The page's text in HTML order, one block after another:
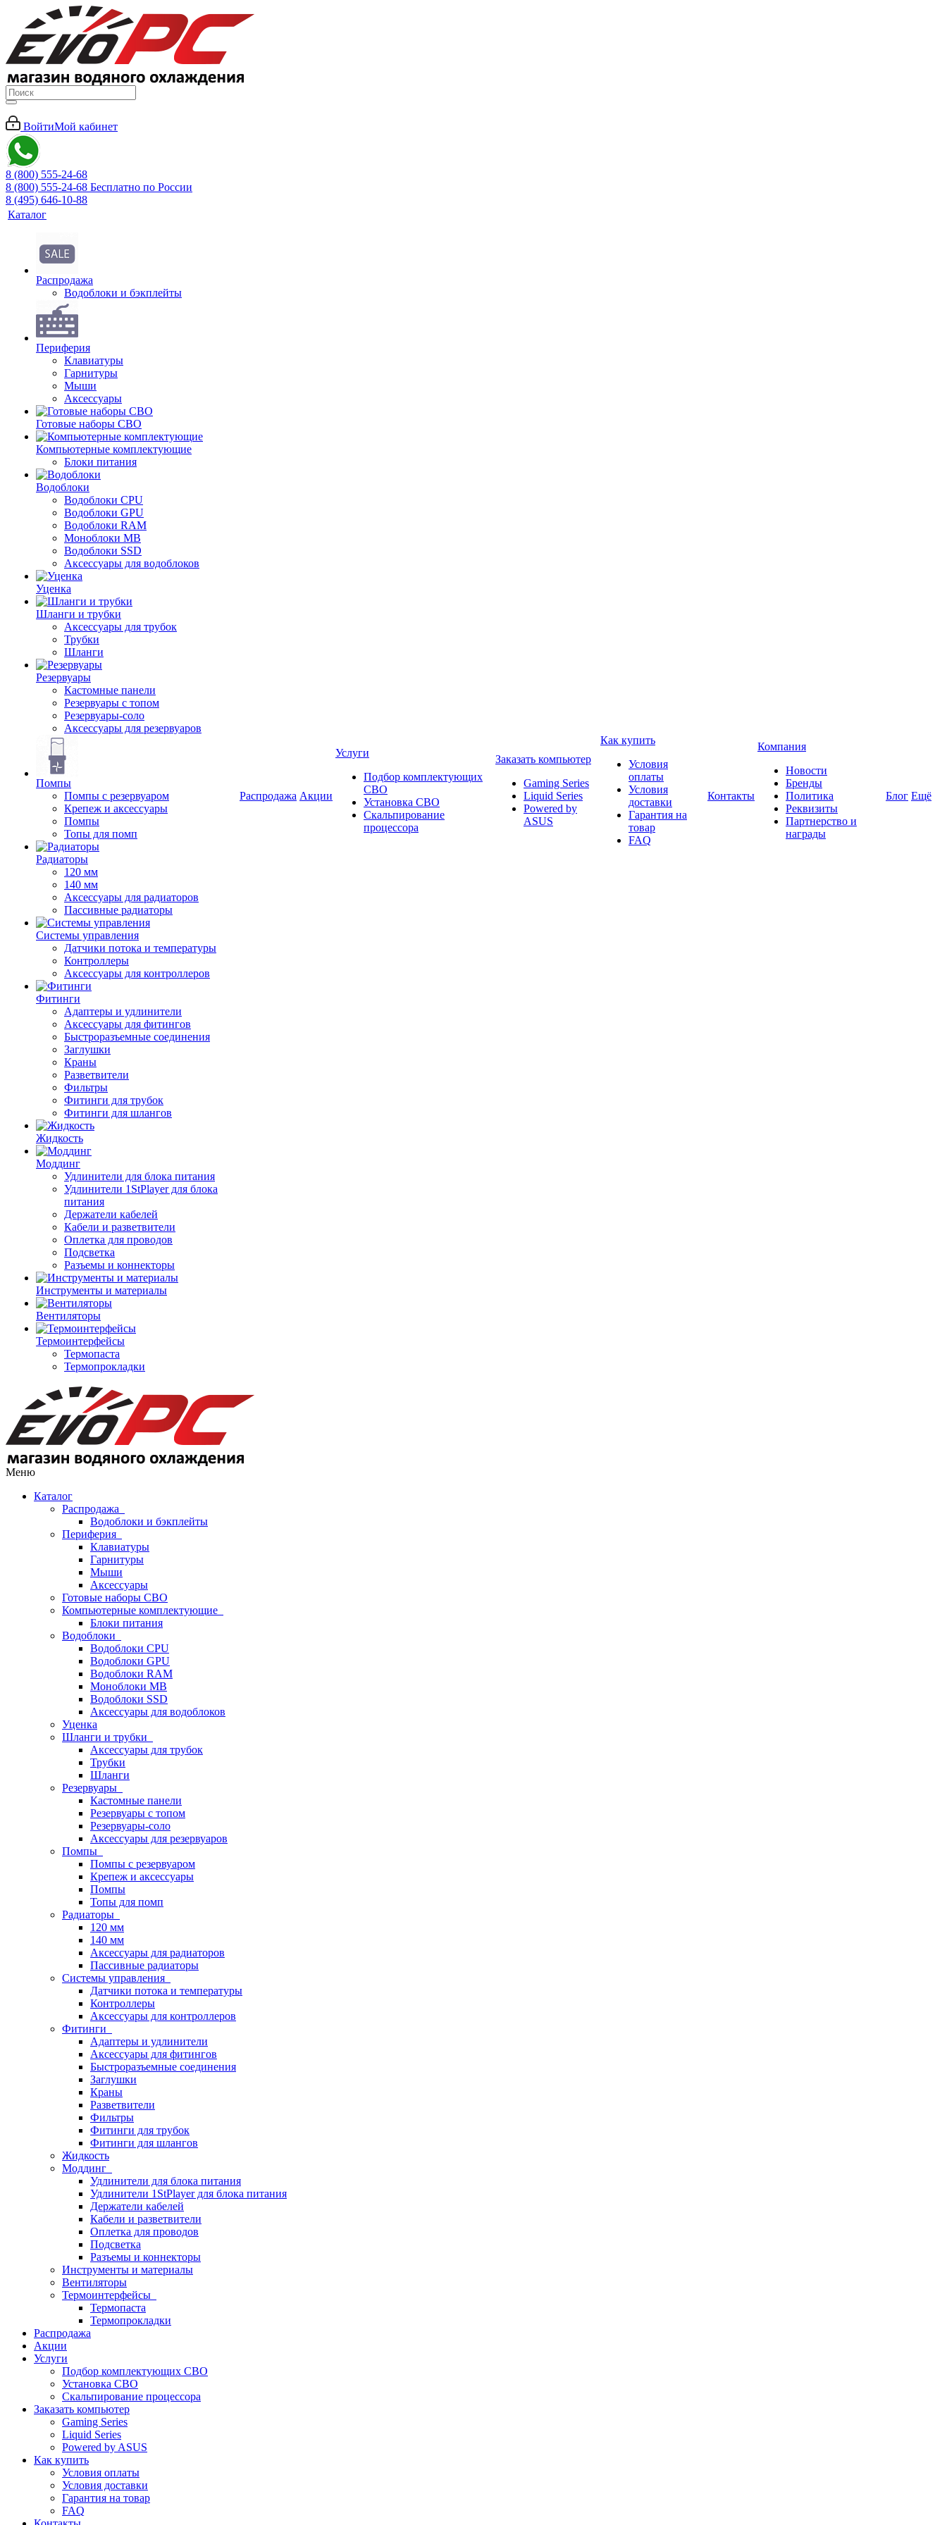
ВойтиМой кабинет
8 (800) 555-24-68
8 (800) 555-24-68 Бесплатно по России
8 (495) 646-10-88
Каталог
Распродажа
Водоблоки и бэкплейты
Периферия
Клавиатуры
Гарнитуры
Мыши
Аксессуары
Готовые наборы СВО
Компьютерные комплектующие
Блоки питания
Водоблоки
Водоблоки CPU
Водоблоки GPU
Водоблоки RAM
Моноблоки MB
Водоблоки SSD
Аксессуары для водоблоков
Уценка
Шланги и трубки
Аксессуары для трубок
Трубки
Шланги
Резервуары
Кастомные панели
Резервуары с топом
Резервуары-соло
Аксессуары для резервуаров
Помпы
Помпы с резервуаром
Крепеж и аксессуары
Помпы
Топы для помп
Радиаторы
120 мм
140 мм
Аксессуары для радиаторов
Пассивные радиаторы
Системы управления
Датчики потока и температуры
Контроллеры
Аксессуары для контроллеров
Фитинги
Адаптеры и удлинители
Аксессуары для фитингов
Быстроразъемные соединения
Заглушки
Краны
Разветвители
Фильтры
Фитинги для трубок
Фитинги для шлангов
Жидкость
Моддинг
Удлинители для блока питания
Удлинители 1StPlayer для блока
питания
Держатели кабелей
Кабели и разветвители
Оплетка для проводов
Подсветка
Разъемы и коннекторы
Инструменты и материалы
Вентиляторы
Термоинтерфейсы
Термопаста
Термопрокладки
Распродажа Акции
Услуги
Подбор комплектующих
СВО
Установка СВО
Скальпирование
процессора
Заказать компьютер
Gaming Series
Liquid Series
Powered by
ASUS
Как купить
Условия
оплаты
Условия
доставки
Гарантия на
товар
FAQ
Контакты
Компания
Новости
Бренды
Политика
Реквизиты
Партнерство и
награды
Блог Ещё
Меню
Каталог
Распродажа
Водоблоки и бэкплейты
Периферия
Клавиатуры
Гарнитуры
Мыши
Аксессуары
Готовые наборы СВО
Компьютерные комплектующие
Блоки питания
Водоблоки
Водоблоки CPU
Водоблоки GPU
Водоблоки RAM
Моноблоки MB
Водоблоки SSD
Аксессуары для водоблоков
Уценка
Шланги и трубки
Аксессуары для трубок
Трубки
Шланги
Резервуары
Кастомные панели
Резервуары с топом
Резервуары-соло
Аксессуары для резервуаров
Помпы
Помпы с резервуаром
Крепеж и аксессуары
Помпы
Топы для помп
Радиаторы
120 мм
140 мм
Аксессуары для радиаторов
Пассивные радиаторы
Системы управления
Датчики потока и температуры
Контроллеры
Аксессуары для контроллеров
Фитинги
Адаптеры и удлинители
Аксессуары для фитингов
Быстроразъемные соединения
Заглушки
Краны
Разветвители
Фильтры
Фитинги для трубок
Фитинги для шлангов
Жидкость
Моддинг
Удлинители для блока питания
Удлинители 1StPlayer для блока питания
Держатели кабелей
Кабели и разветвители
Оплетка для проводов
Подсветка
Разъемы и коннекторы
Инструменты и материалы
Вентиляторы
Термоинтерфейсы
Термопаста
Термопрокладки
Распродажа
Акции
Услуги
Подбор комплектующих СВО
Установка СВО
Скальпирование процессора
Заказать компьютер
Gaming Series
Liquid Series
Powered by ASUS
Как купить
Условия оплаты
Условия доставки
Гарантия на товар
FAQ